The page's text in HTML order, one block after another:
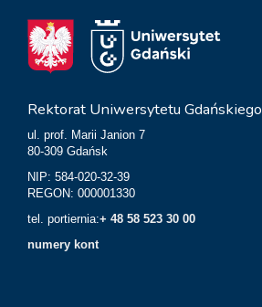
Rektorat Uniwersytetu Gdańskiego
ul. prof. Marii Janion 7
80-309 Gdańsk
NIP: 584-020-32-39
REGON: 000001330
tel. portiernia:+ 48 58 523 30 00
numery kont